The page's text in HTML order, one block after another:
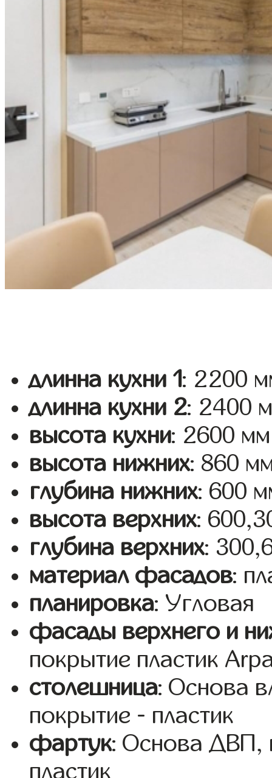
длинна кухни 1: 2200
длинна кухни 2: 2400
высота кухни: 2600 мм
высота нижних: 860
глубина нижних: 600
высота верхних:
глубина верхних:
материал фасадов:
планировка: Угловая
фасады верхнего и
покрытие пластик
столешница: Основа
покрытие - пластик
фартук: Основа ДВП,
пластик